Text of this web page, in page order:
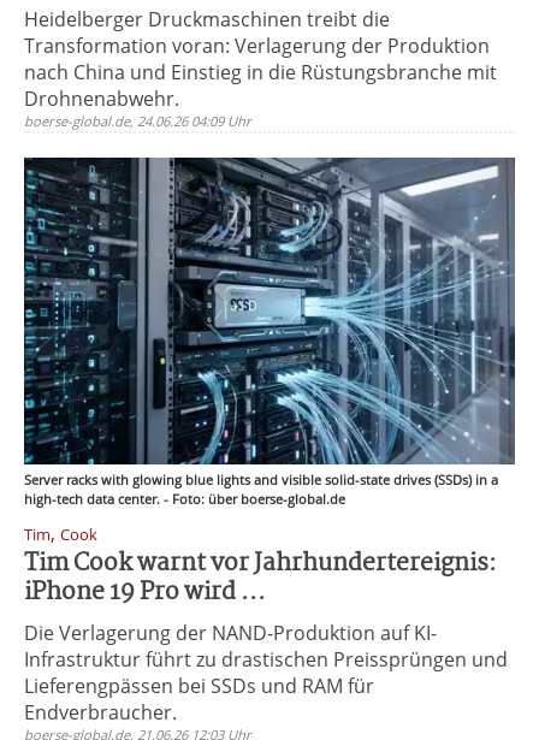
Heidelberger Druckmaschinen treibt die
Transformation voran: Verlagerung der Produktion
nach China und Einstieg in die Rüstungsbranche mit
Drohnenabwehr.
boerse-global.de, 24.06.26 04:09 Uhr
Server racks with glowing blue lights and visible solid-state drives (SSDs) in a
high-tech data center. - Foto: über boerse-global.de
Tim, Cook
Tim Cook warnt vor Jahrhundertereignis:
iPhone 19 Pro wird ...
Die Verlagerung der NAND-Produktion auf KI-
Infrastruktur führt zu drastischen Preissprüngen und
Lieferengpässen bei SSDs und RAM für
Endverbraucher.
boerse-global.de, 21.06.26 12:03 Uhr